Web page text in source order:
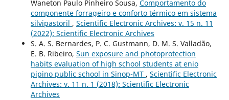
Waneton Paulo Pinheiro Sousa, Comportamento do
componente forrageiro e conforto térmico em sistema
silvipastoril , Scientific Electronic Archives: v. 15 n. 11
(2022): Scientific Electronic Archives
S. A. S. Bernardes, P. C. Gustmann, D. M. S. Valladão,
E. B. Ribeiro, Sun exposure and photoprotection
habits evaluation of high school students at enio
pipino public school in Sinop-MT , Scientific Electronic
Archives: v. 11 n. 1 (2018): Scientific Electronic
Archives